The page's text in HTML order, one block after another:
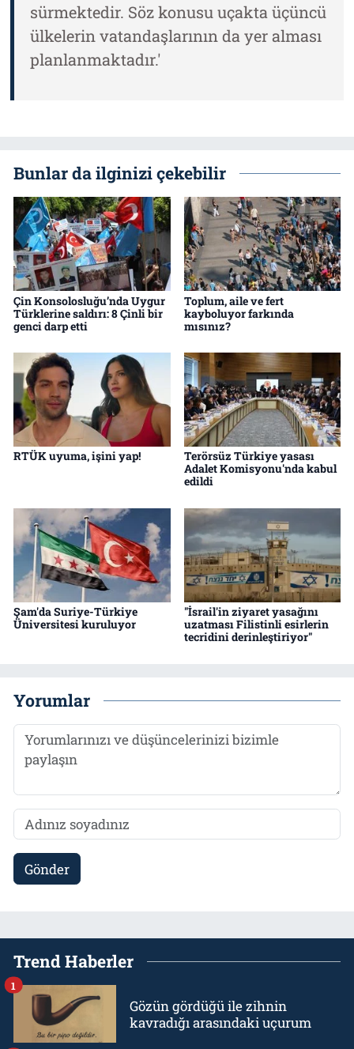
sürmektedir. Söz konusu uçakta üçüncü
ülkelerin vatandaşlarının da yer alması
planlanmaktadır.'
Bunlar da ilginizi çekebilir
Çin Konsolosluğu’nda Uygur
Türklerine saldırı: 8 Çinli bir
genci darp etti
Toplum, aile ve fert
kayboluyor farkında
mısınız?
RTÜK uyuma, işini yap!
Terörsüz Türkiye yasası
Adalet Komisyonu'nda kabul
edildi
Şam'da Suriye-Türkiye
Üniversitesi kuruluyor
"İsrail'in ziyaret yasağını
uzatması Filistinli esirlerin
tecridini derinleştiriyor"
Yorumlar
Gönder
Trend Haberler
Gözün gördüğü ile zihnin
kavradığı arasındaki uçurum
1